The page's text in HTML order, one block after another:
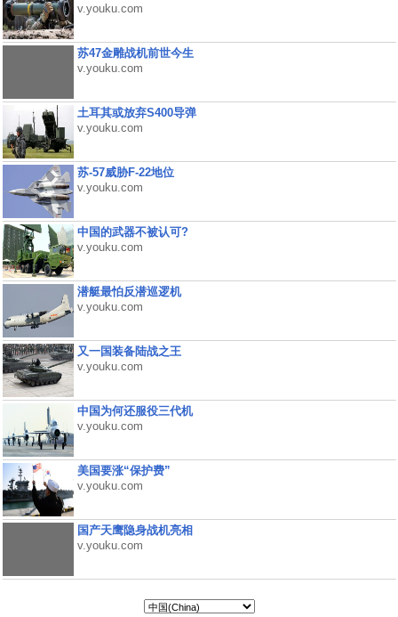
v.youku.com
苏47金雕战机前世今生
v.youku.com
土耳其或放弃S400导弹
v.youku.com
苏-57威胁F-22地位
v.youku.com
中国的武器不被认可?
v.youku.com
潜艇最怕反潜巡逻机
v.youku.com
又一国装备陆战之王
v.youku.com
中国为何还服役三代机
v.youku.com
美国要涨“保护费”
v.youku.com
国产天鹰隐身战机亮相
v.youku.com